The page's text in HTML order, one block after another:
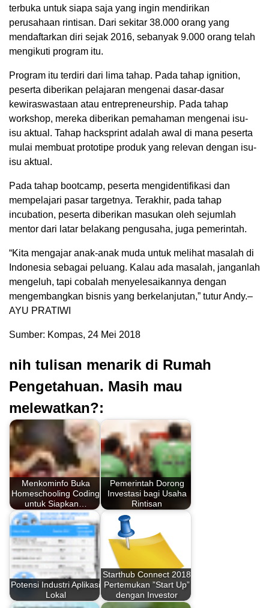
terbuka untuk siapa saja yang ingin mendirikan
perusahaan rintisan. Dari sekitar 38.000 orang yang
mendaftarkan diri sejak 2016, sebanyak 9.000 orang telah
mengikuti program itu.
Program itu terdiri dari lima tahap. Pada tahap ignition,
peserta diberikan pelajaran mengenai dasar-dasar
kewiraswastaan atau entrepreneurship. Pada tahap
workshop, mereka diberikan pemahaman mengenai isu-
isu aktual. Tahap hacksprint adalah awal di mana peserta
mulai membuat prototipe produk yang relevan dengan isu-
isu aktual.
Pada tahap bootcamp, peserta mengidentifikasi dan
mempelajari pasar targetnya. Terakhir, pada tahap
incubation, peserta diberikan masukan oleh sejumlah
mentor dari latar belakang pengusaha, juga pemerintah.
“Kita mengajar anak-anak muda untuk melihat masalah di
Indonesia sebagai peluang. Kalau ada masalah, janganlah
mengeluh, tapi cobalah menyelesaikannya dengan
mengembangkan bisnis yang berkelanjutan,” tutur Andy.–
AYU PRATIWI
Sumber: Kompas, 24 Mei 2018
nih tulisan menarik di Rumah
Pengetahuan. Masih mau
melewatkan?:
Menkominfo Buka
Homeschooling Coding
untuk Siapkan…
Pemerintah Dorong
Investasi bagi Usaha
Rintisan
Potensi Industri Aplikasi
Lokal
Starthub Connect 2018
Pertemukan ”Start Up”
dengan Investor